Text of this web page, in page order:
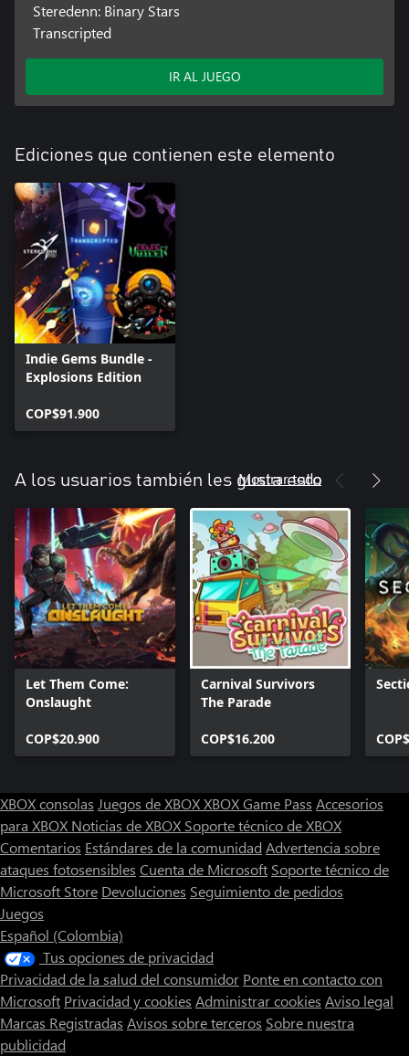
Steredenn: Binary Stars
Transcripted
IR AL JUEGO
Ediciones que contienen este elemento
Indie Gems Bundle -
Explosions Edition
COP$91.900
A los usuarios también les gusta esto
Mostrar todo
Let Them Come:
Onslaught
COP$20.900
Carnival Survivors
The Parade
COP$16.200
XBOX consolas Juegos de XBOXXBOX Game Pass Accesorios
para XBOX Noticias de XBOX Soporte técnico de XBOX
Comentarios Estándares de la comunidad Advertencia sobre
ataques fotosensibles Cuenta de Microsoft Soporte técnico de
Microsoft Store Devoluciones Seguimiento de pedidos
Juegos
Español (Colombia)
Tus opciones de privacidad
Privacidad de la salud del consumidor Ponte en contacto con
Microsoft Privacidad y cookies Administrar cookies Aviso legal
Marcas Registradas Avisos sobre terceros Sobre nuestra
publicidad